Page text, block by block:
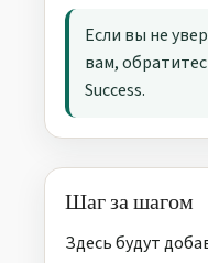
Если вы не
вам,
Success.
Шаг за шагом
Здесь будут